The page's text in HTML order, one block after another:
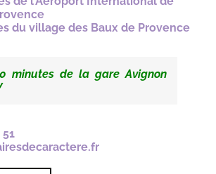
du village des Baux de Provence
minutes de la gare Avignon